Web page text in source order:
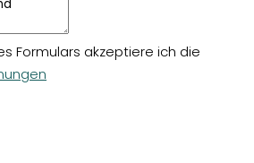
Formulars akzeptiere ich die